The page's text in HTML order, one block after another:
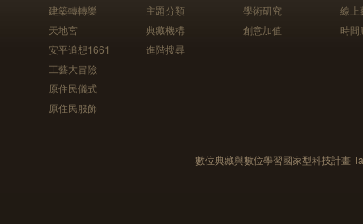
建築轉轉樂
天地宮
安平追想1661
工藝大冒險
原住民儀式
原住民服飾
主題分類
典藏機構
進階搜尋
學術研究
創意加值
線上
時間
數位典藏與數位學習國家型科技計畫